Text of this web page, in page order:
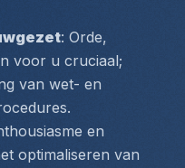
: Orde,
voor u cruciaal;
van wet- en
en
optimaliseren van